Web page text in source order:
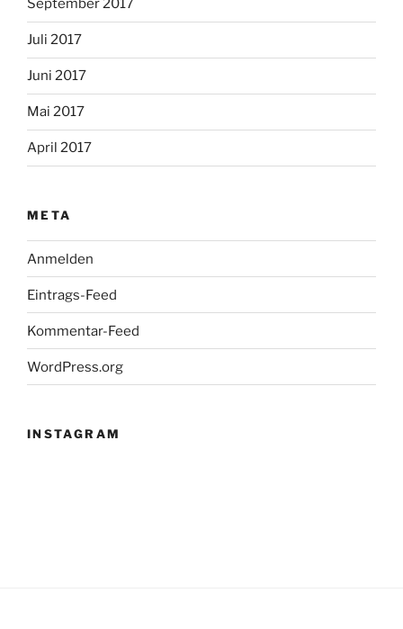
September 2017
Juli 2017
Juni 2017
Mai 2017
April 2017
META
Anmelden
Eintrags-Feed
Kommentar-Feed
WordPress.org
INSTAGRAM